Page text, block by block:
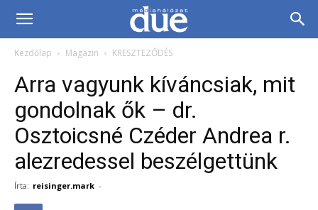
DUE
Médiahálózat…
Kezdőlap Magazin KRESZTEZŐDÉS
Arra vagyunk kíváncsiak, mit
gondolnak ők – dr.
Osztoicsné Czéder Andrea r.
alezredessel beszélgettünk
Írta: reisinger.mark -